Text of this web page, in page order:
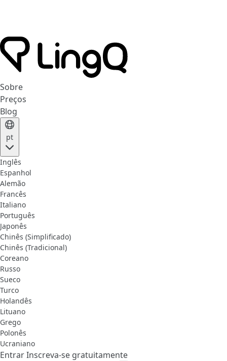
Sobre
Preços
Blog
pt
Inglês
Espanhol
Alemão
Francês
Italiano
Português
Japonês
Chinês (Simplificado)
Chinês (Tradicional)
Coreano
Russo
Sueco
Turco
Holandês
Lituano
Grego
Polonês
Ucraniano
EntrarInscreva-se gratuitamente